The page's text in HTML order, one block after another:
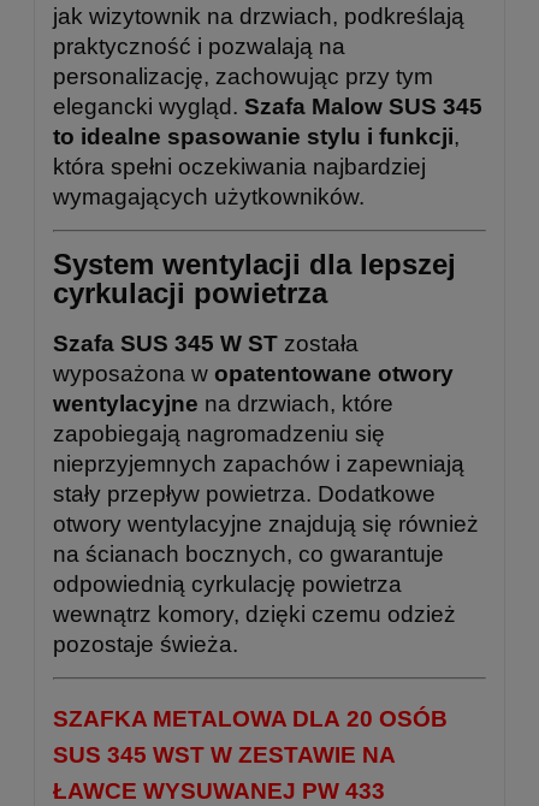
jak wizytownik na drzwiach, podkreślają
praktyczność i pozwalają na
personalizację, zachowując przy tym
elegancki wygląd. Szafa Malow SUS 345
to idealne spasowanie stylu i funkcji,
która spełni oczekiwania najbardziej
wymagających użytkowników.
System wentylacji dla lepszej
cyrkulacji powietrza
Szafa SUS 345 W ST została
wyposażona w opatentowane otwory
wentylacyjne na drzwiach, które
zapobiegają nagromadzeniu się
nieprzyjemnych zapachów i zapewniają
stały przepływ powietrza. Dodatkowe
otwory wentylacyjne znajdują się również
na ścianach bocznych, co gwarantuje
odpowiednią cyrkulację powietrza
wewnątrz komory, dzięki czemu odzież
pozostaje świeża.
SZAFKA METALOWA DLA 20 OSÓB
SUS 345 WST W ZESTAWIE NA
ŁAWCE WYSUWANEJ PW 433